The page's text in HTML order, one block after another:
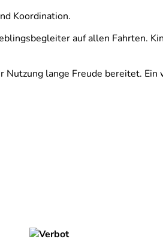
Koordination.
auf allen Fahrten.
lange Freude bereitet. Ein